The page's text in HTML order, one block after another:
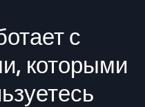
с
которыми